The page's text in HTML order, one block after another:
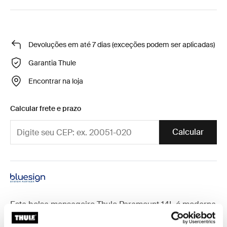
Devoluções em até 7 dias (exceções podem ser aplicadas)
Garantia Thule
Encontrar na loja
Calcular frete e prazo
Calcular
Esta bolsa mensageiro Thule Paramount 14L é moderna
e versátil, com proteção acolchoada para o seu laptop